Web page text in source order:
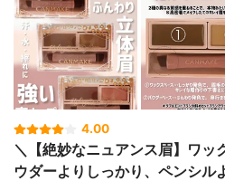
4.00
＼【絶妙なニュアンス眉】ワッ
ウダーよりしっかり、ペンシル